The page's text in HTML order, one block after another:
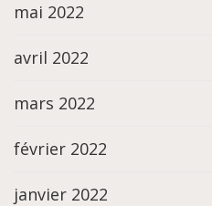
mai 2022
avril 2022
mars 2022
février 2022
janvier 2022